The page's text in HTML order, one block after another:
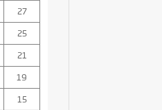
27
25
21
19
15